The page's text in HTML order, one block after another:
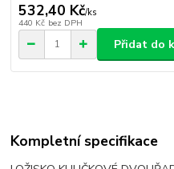
532,40 Kč/ks
440 Kč bez DPH
Přidat do
Kompletní specifikace